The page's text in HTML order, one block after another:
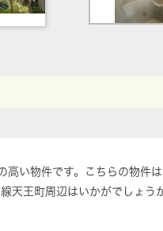
い物件です。こちらの物件は
天王町周辺はいかがでしょう